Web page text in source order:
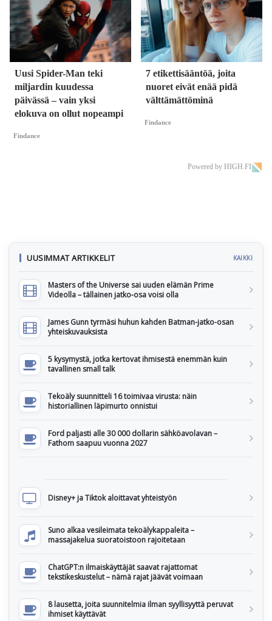
Uusi Spider-Man teki
miljardin kuudessa
päivässä – vain yksi
elokuva on ollut nopeampi
Findance
7 etikettisääntöä, joita
nuoret eivät enää pidä
välttämättöminä
Findance
Powered by HIGH.FI
UUSIMMAT ARTIKKELIT KAIKKI
Masters of the Universe sai uuden elämän Prime
Videolla – tällainen jatko-osa voisi olla
James Gunn tyrmäsi huhun kahden Batman-jatko-osan
yhteiskuvauksista
5 kysymystä, jotka kertovat ihmisestä enemmän kuin
tavallinen small talk
Tekoäly suunnitteli 16 toimivaa virusta: näin
historiallinen läpimurto onnistui
Ford paljasti alle 30 000 dollarin sähköavolavan –
Fathom saapuu vuonna 2027
Disney+ ja Tiktok aloittavat yhteistyön
Suno alkaa vesileimata tekoälykappaleita –
massajakelua suoratoistoon rajoitetaan
ChatGPT:n ilmaiskäyttäjät saavat rajattomat
tekstikeskustelut – nämä rajat jäävät voimaan
8 lausetta, joita suunnitelmia ilman syyllisyyttä peruvat
ihmiset käyttävät